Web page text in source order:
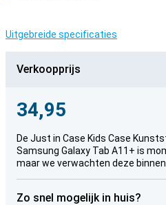
Uitgebreide specificaties
Verkoopprijs
34,95
De Just in Case Kids Case
Samsung Galaxy Tab A11+ is
maar we verwachten deze
Zo snel mogelijk in huis?